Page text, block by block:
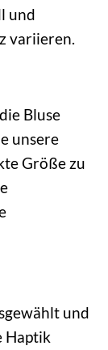
und
variieren.
Bluse
unsere
Größe zu
und
Haptik